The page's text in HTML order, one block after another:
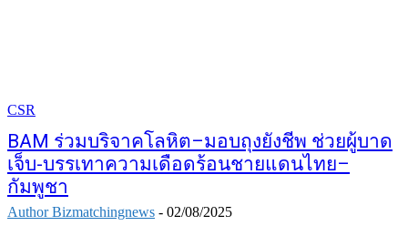
CSR
BAM ร่วมบริจาคโลหิต–มอบถุงยังชีพ ช่วยผู้บาด
เจ็บ-บรรเทาความเดือดร้อนชายแดนไทย–
กัมพูชา
Author Bizmatchingnews - 02/08/2025